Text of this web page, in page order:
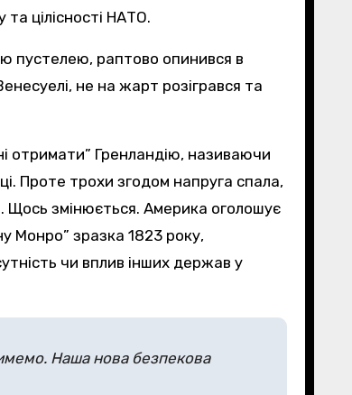
цілісності НАТО.
не на жарт розігрався та
отримати” Гренландію, називаючи
Проте трохи згодом напруга спала,
Щось змінюється. Америка оголошує
Монро” зразка 1823 року,
чи вплив інших держав у
Наша нова безпекова